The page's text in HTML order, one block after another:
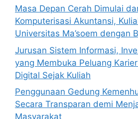
Masa Depan Cerah Dimulai
Komputerisasi Akuntansi,
Universitas Ma’soem dengan
Jurusan Sistem Informasi,
yang Membuka Peluang
Digital Sejak Kuliah
Penggunaan Gedung
Secara Transparan demi
Masyarakat